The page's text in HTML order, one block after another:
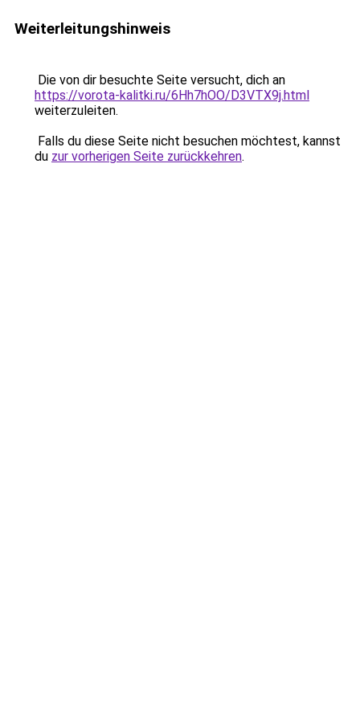
Weiterleitungshinweis
Die von dir besuchte Seite versucht, dich an
https://vorota-kalitki.ru/6Hh7hOO/D3VTX9j.html
weiterzuleiten.
Falls du diese Seite nicht besuchen möchtest, kannst
du zur vorherigen Seite zurückkehren.